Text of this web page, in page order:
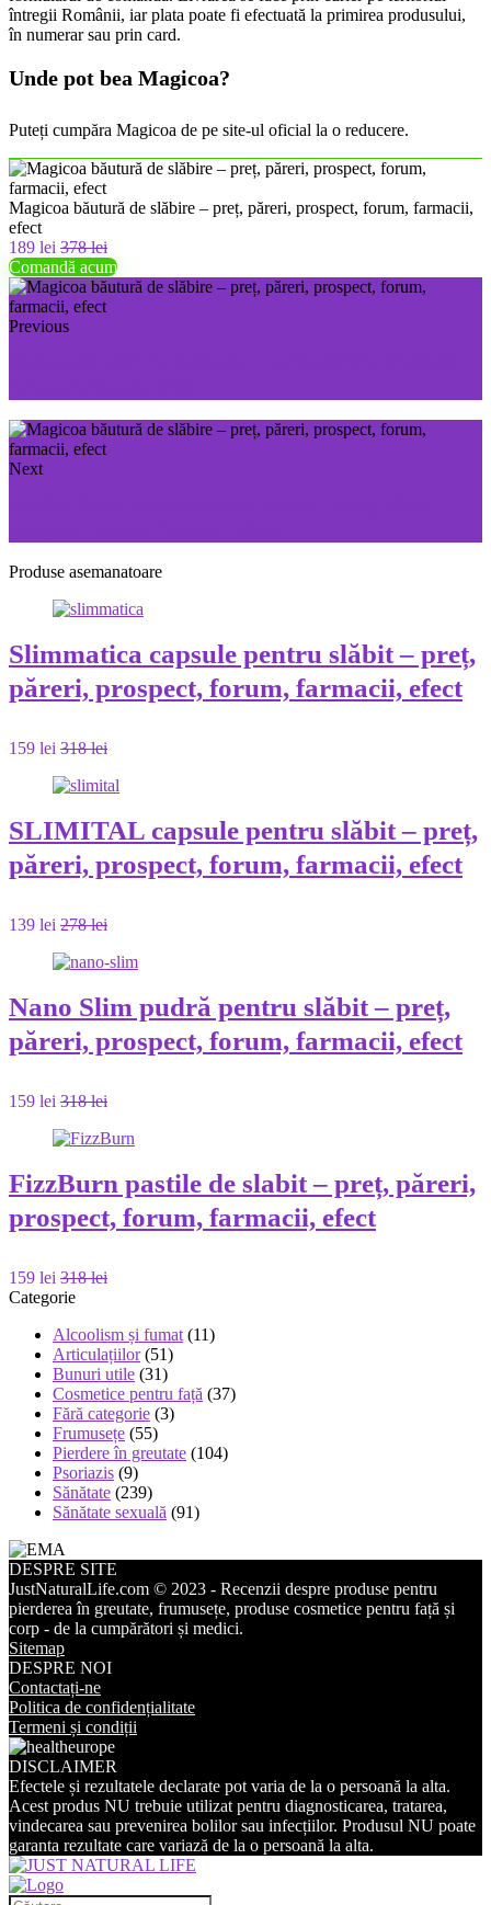
întregii Românii, iar plata poate fi efectuată la primirea produsului,
în numerar sau prin card.
Unde pot bea Magicoa?
Puteți cumpăra Magicoa de pe site-ul oficial la o reducere.
Magicoa băutură de slăbire – preț, păreri, prospect, forum, farmacii,
efect
189 lei 378 lei
Comandă acum
Previous
Next
Produse asemanatoare
Slimmatica capsule pentru slăbit – preț,
păreri, prospect, forum, farmacii, efect
159 lei 318 lei
SLIMITAL capsule pentru slăbit – preț,
păreri, prospect, forum, farmacii, efect
139 lei 278 lei
Nano Slim pudră pentru slăbit – preț,
păreri, prospect, forum, farmacii, efect
159 lei 318 lei
FizzBurn pastile de slabit – preț, păreri,
prospect, forum, farmacii, efect
159 lei 318 lei
Categorie
Alcoolism și fumat (11)
Articulațiilor(51)
Bunuri utile (31)
Cosmetice pentru față (37)
Fără categorie (3)
Frumusețe (55)
Pierdere în greutate (104)
Psoriazis (9)
Sănătate (239)
Sănătate sexuală (91)
DESPRE SITE
JustNaturalLife.com © 2023 - Recenzii despre produse pentru
pierderea în greutate, frumusețe, produse cosmetice pentru față și
corp - de la cumpărători și medici.
Sitemap
DESPRE NOI
Contactați-ne
Politica de confidențialitate
Termeni și condiții
DISCLAIMER
Efectele și rezultatele declarate pot varia de la o persoană la alta.
Acest produs NU trebuie utilizat pentru diagnosticarea, tratarea,
vindecarea sau prevenirea bolilor sau infecțiilor. Produsul NU poate
garanta rezultate care variază de la o persoană la alta.